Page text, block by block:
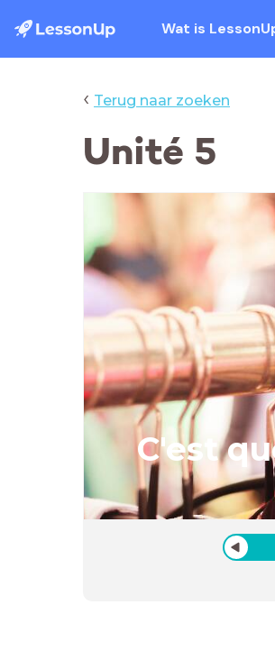
Wat is
‹ Terug naar zoeken
Unité 5
C'est